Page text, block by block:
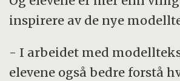
inspirere av de nye
- I arbeidet med
elevene også bedre forstå